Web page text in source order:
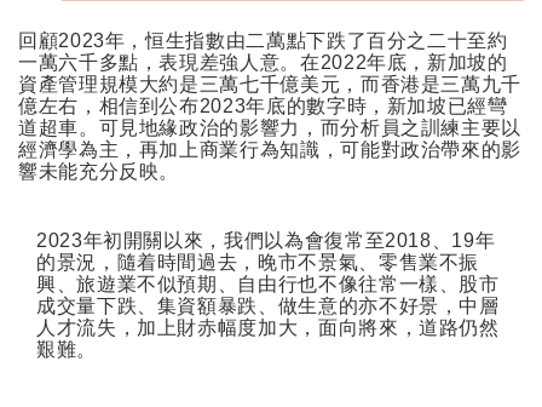
回顧2023年，恒生指數由二萬點下跌了百分之二十至約
一萬六千多點，表現差強人意。在2022年底，新加坡的
資產管理規模大約是三萬七千億美元，而香港是三萬九千
億左右，相信到公布2023年底的數字時，新加坡已經彎
道超車。可見地緣政治的影響力，而分析員之訓練主要以
經濟學為主，再加上商業行為知識，可能對政治帶來的影
響未能充分反映。
2023年初開關以來，我們以為會復常至2018 19年
的景況，隨着時間過去，晚市不景氣、零售業不振
興、旅遊業不似預期、自由行也不像往常一樣、股市
成交量下跌、集資額暴跌、做生意的亦不好景，中層
人才流失，加上財赤幅度加大，面向將來，道路仍然
艱難。